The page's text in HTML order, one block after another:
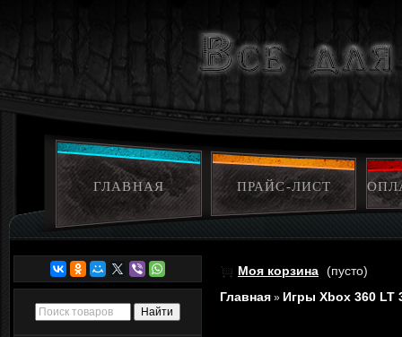
ГЛАВНАЯ ПРАЙС-ЛИСТ
Моя корзина (пусто)
Главная » Игры Xbox 360 LT